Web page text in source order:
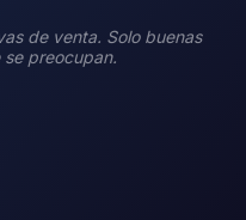
de venta. Solo buenas
se preocupan.